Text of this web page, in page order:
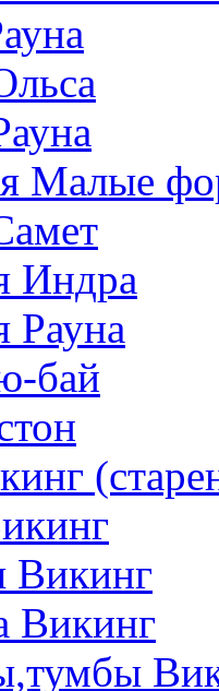
Малые
Индра
Рауна
бай
Викинг
Викинг